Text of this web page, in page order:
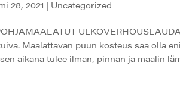
28, 2021 | Uncategorized
Maalattavan puun kosteus saa olla
aikana tulee ilman, pinnan ja maalin